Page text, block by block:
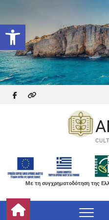
Ανοίξτε τη
content
facebook
themefreesia
Με τη συγχρηματοδότηση της